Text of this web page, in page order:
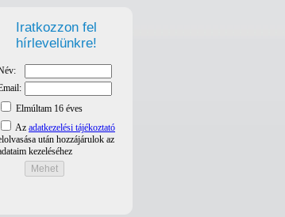
Iratkozzon fel
hírlevelünkre!